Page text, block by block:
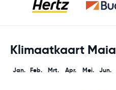
Klimaatkaart Maia
Jan. Feb. Mrt. Apr. Mei. Jun.